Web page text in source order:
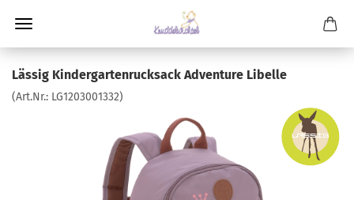
Lässig Kindergartenrucksack Adventure Libelle
(Art.Nr.: LG1203001332)